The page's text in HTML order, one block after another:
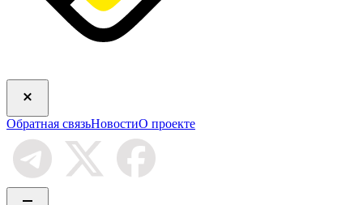
Обратная связьНовостиО проекте